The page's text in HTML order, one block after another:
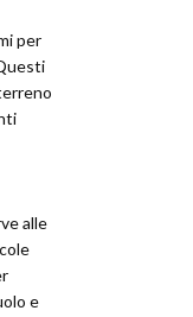
per
alle
e